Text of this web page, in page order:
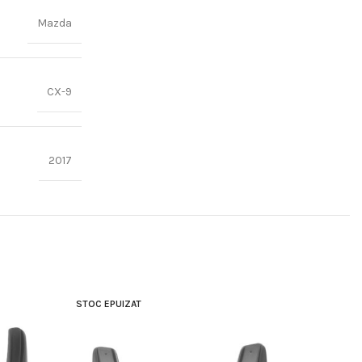
Mazda
CX-9
2017
STOC EPUIZAT